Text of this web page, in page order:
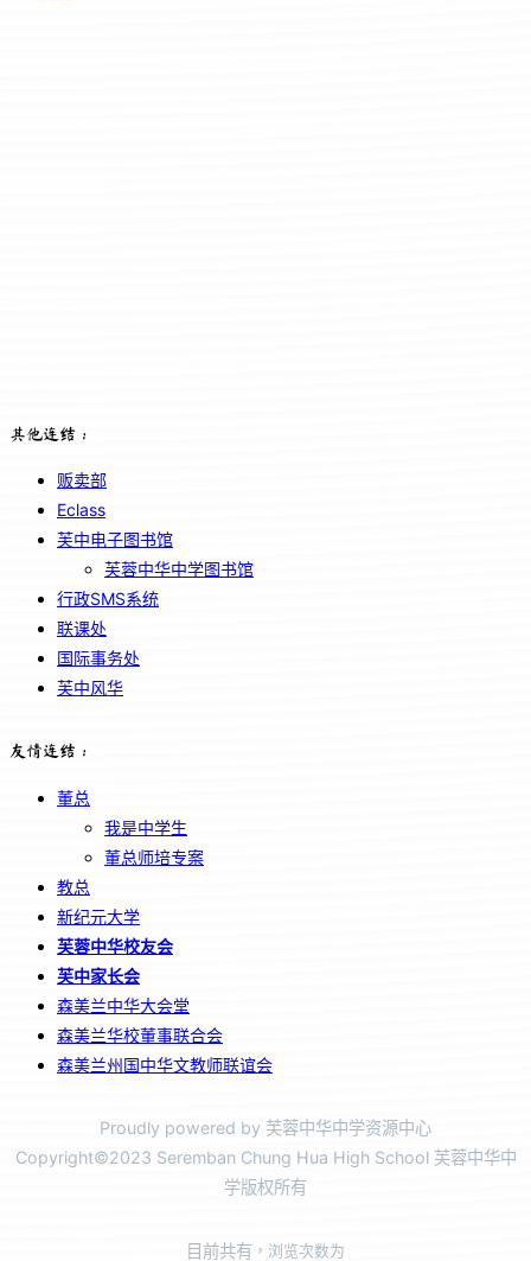
其他连结：
贩卖部
Eclass
芙中电子图书馆
芙蓉中华中学图书馆
行政SMS系统
联课处
国际事务处
芙中风华
友情连结：
董总
我是中学生
董总师培专案
教总
新纪元大学
芙蓉中华校友会
芙中家长会
森美兰中华大会堂
森美兰华校董事联合会
森美兰州国中华文教师联谊会
Proudly powered by 芙蓉中华中学资源中心
Copyright©2023 Seremban Chung Hua High School 芙蓉中华中
学版权所有
目前共有 ，浏览次数为